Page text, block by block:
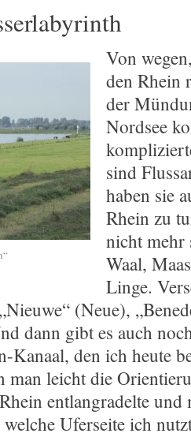
Von
den Rhein
der
Nordsee
sind
haben sie
Rhein zu
nicht mehr
Waal,
Linge.
(Neue),
dann gibt es auch
Kanaal, den ich heute
man leicht die
entlangradelte und
Uferseite ich